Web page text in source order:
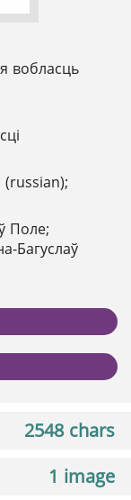
вобласць
Поле;
Багуслаў
2548 chars
1 image